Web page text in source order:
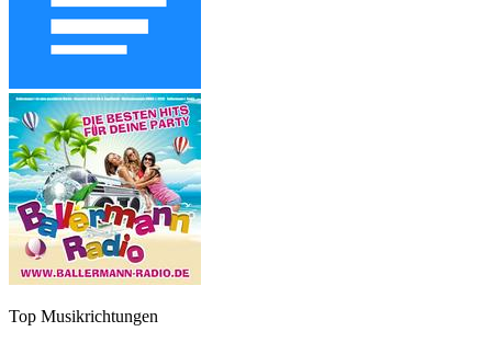
Top Musikrichtungen